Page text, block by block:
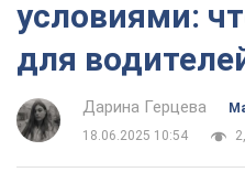
условиями:
для
Дарина Герцева
18.06.2025 10:54